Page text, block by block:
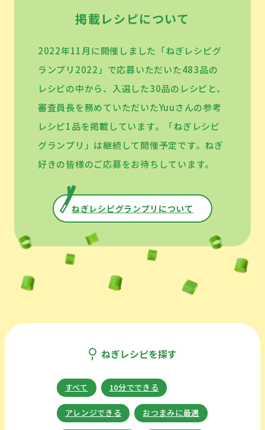
掲載レシピについて
2022年11月に開催しました「ねぎレシピグ
ランプリ2022」で応募いただいた483品の
レシピの中から、入選した30品のレシピと、
審査員長を務めていただいたYuuさんの参考
レシピ1品を掲載しています。「ねぎレシピ
グランプリ」は継続して開催予定です。ねぎ
好きの皆様のご応募をお待ちしています。
ねぎレシピグランプリについて
ねぎレシピを探す
すべて 10分でできる
アレンジできる おつまみに最適